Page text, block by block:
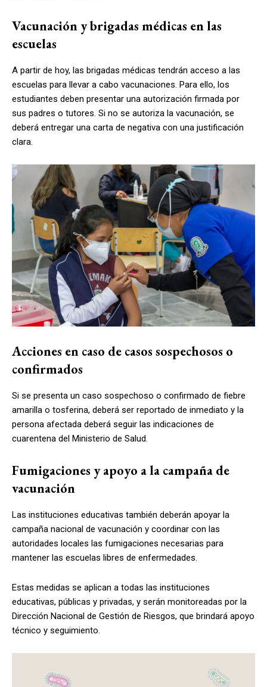
Vacunación y brigadas médicas en las
escuelas
A partir de hoy, las brigadas médicas tendrán acceso a las
escuelas para llevar a cabo vacunaciones. Para ello, los
estudiantes deben presentar una autorización firmada por
sus padres o tutores. Si no se autoriza la vacunación, se
deberá entregar una carta de negativa con una justificación
clara.
Acciones en caso de casos sospechosos o
confirmados
Si se presenta un caso sospechoso o confirmado de fiebre
amarilla o tosferina, deberá ser reportado de inmediato y la
persona afectada deberá seguir las indicaciones de
cuarentena del Ministerio de Salud.
Fumigaciones y apoyo a la campaña de
vacunación
Las instituciones educativas también deberán apoyar la
campaña nacional de vacunación y coordinar con las
autoridades locales las fumigaciones necesarias para
mantener las escuelas libres de enfermedades.
Estas medidas se aplican a todas las instituciones
educativas, públicas y privadas, y serán monitoreadas por la
Dirección Nacional de Gestión de Riesgos, que brindará apoyo
técnico y seguimiento.